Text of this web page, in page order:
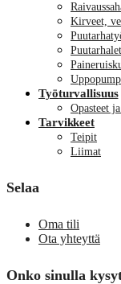
Kirveet,
Työturvallisuus
Opasteet
Tarvikkeet
Teipit
Liimat
Selaa
Oma tili
Ota yhteyttä
Onko sinulla